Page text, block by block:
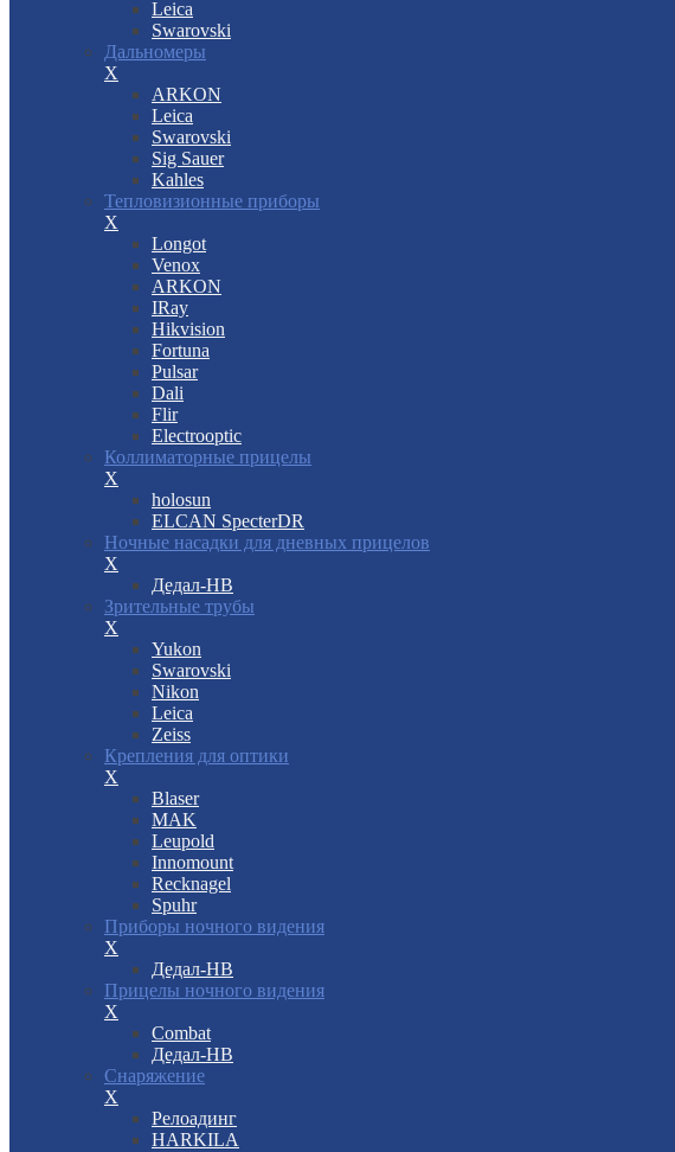
Leica
Swarovski
Дальномеры
X
ARKON
Leica
Swarovski
Sig Sauer
Kahles
Тепловизионные приборы
X
Longot
Venox
ARKON
IRay
Hikvision
Fortuna
Pulsar
Dali
Flir
Electrooptic
Коллиматорные прицелы
X
holosun
ELCAN SpecterDR
Ночные насадки для дневных прицелов
X
Дедал-НВ
Зрительные трубы
X
Yukon
Swarovski
Nikon
Leica
Zeiss
Крепления для оптики
X
Blaser
MAK
Leupold
Innomount
Recknagel
Spuhr
Приборы ночного видения
X
Дедал-НВ
Прицелы ночного видения
X
Combat
Дедал-НВ
Снаряжение
X
Релоадинг
HARKILA